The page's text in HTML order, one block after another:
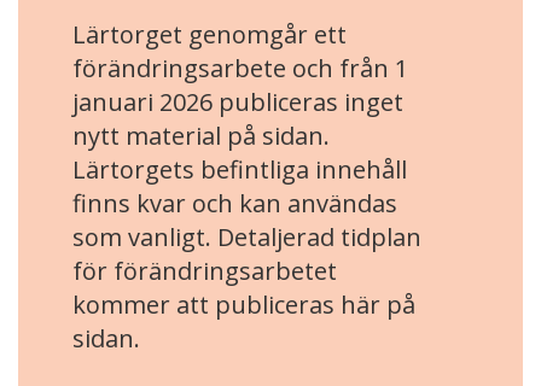
Lärtorget genomgår ett
förändringsarbete och från 1
januari 2026 publiceras inget
nytt material på sidan.
Lärtorgets befintliga innehåll
finns kvar och kan användas
som vanligt. Detaljerad tidplan
för förändringsarbetet
kommer att publiceras här på
sidan.